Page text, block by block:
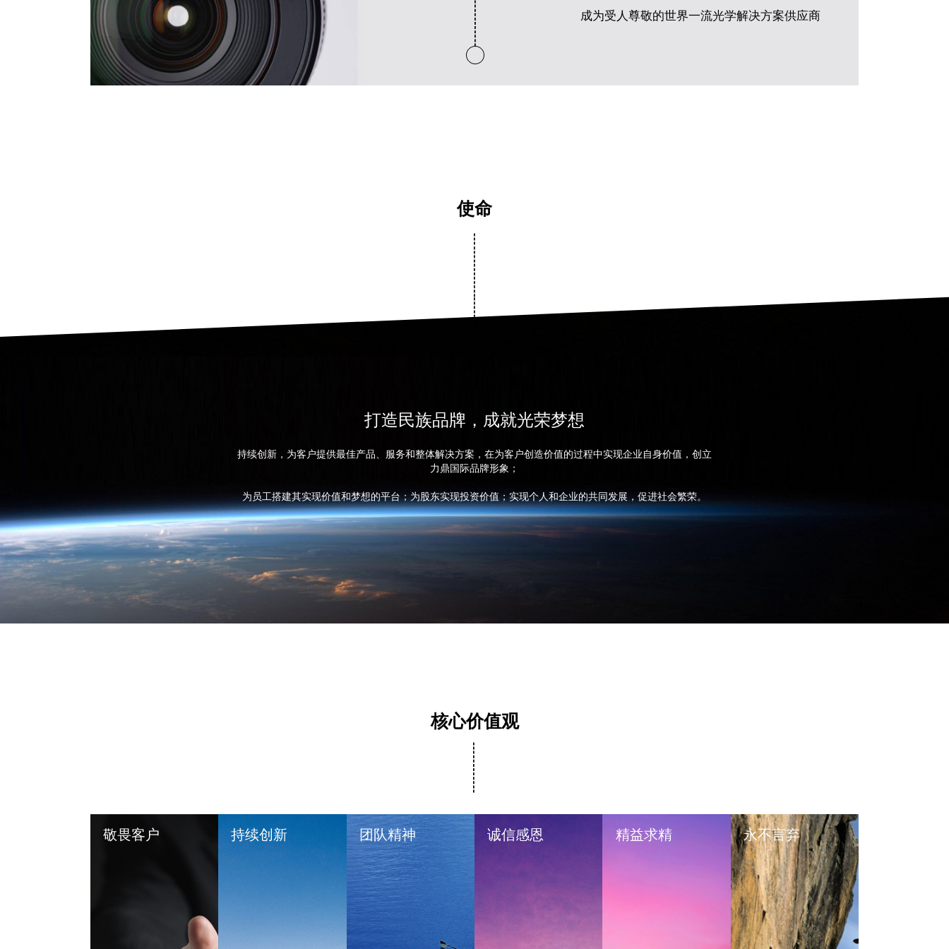
成为受人尊敬的世界一流光学解决方案供应商
使命
打造民族品牌，成就光荣梦想
持续创新，为客户提供最佳产品、服务和整体解决方案，在为客户创造价值的过程中实现企业自身价值，创立
力鼎国际品牌形象；
为员工搭建其实现价值和梦想的平台；为股东实现投资价值；实现个人和企业的共同发展，促进社会繁荣。
核心价值观
敬畏客户 持续创新 团队精神 诚信感恩 精益求精 永不言弃